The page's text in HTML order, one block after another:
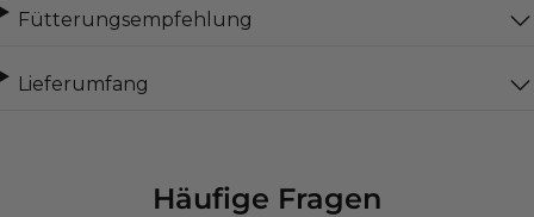
Fütterungsempfehlung
Lieferumfang
Häufige Fragen